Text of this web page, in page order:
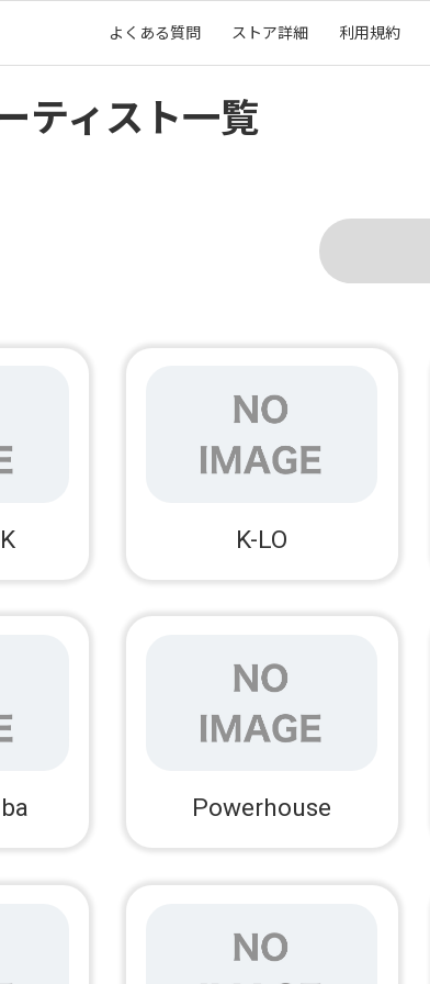
よくある質問 ストア詳細 利用規約
ティスト一覧
K-LO
Powerhouse